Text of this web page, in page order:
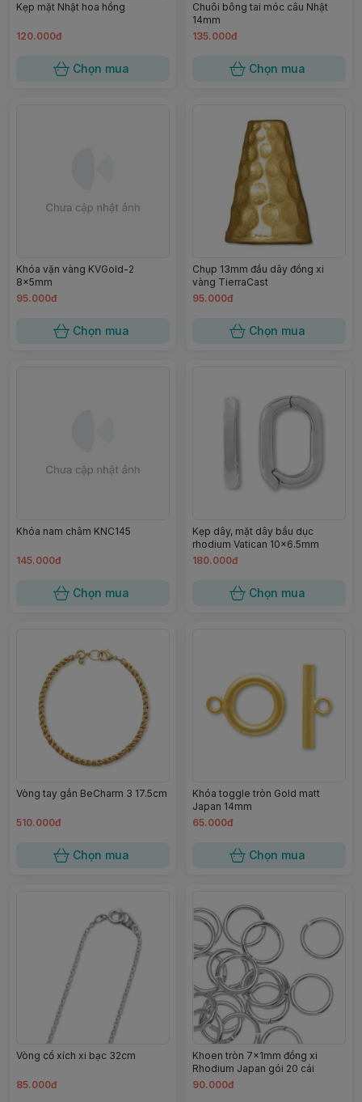
Kẹp mặt Nhật hoa hồng
120.000đ
Chọn mua
Chuôi bông tai móc câu Nhật
14mm
135.000đ
Chọn mua
Khóa vặn vàng KVGold-2
8x5mm
95.000đ
Chọn mua
Chụp 13mm đầu dây đồng xi
vàng TierraCast
95.000đ
Chọn mua
Khóa nam châm KNC145
145.000đ
Chọn mua
Kẹp dây, mặt dây bầu dục
rhodium Vatican 10×6.5mm
180.000đ
Chọn mua
Vòng tay gắn BeCharm 3 17.5cm
510.000đ
Chọn mua
Khóa toggle tròn Gold matt
Japan 14mm
65.000đ
Chọn mua
Vòng cổ xích xi bạc 32cm
85.000đ
Khoen tròn 7x1mm đồng xi
Rhodium Japan gói 20 cái
90.000đ